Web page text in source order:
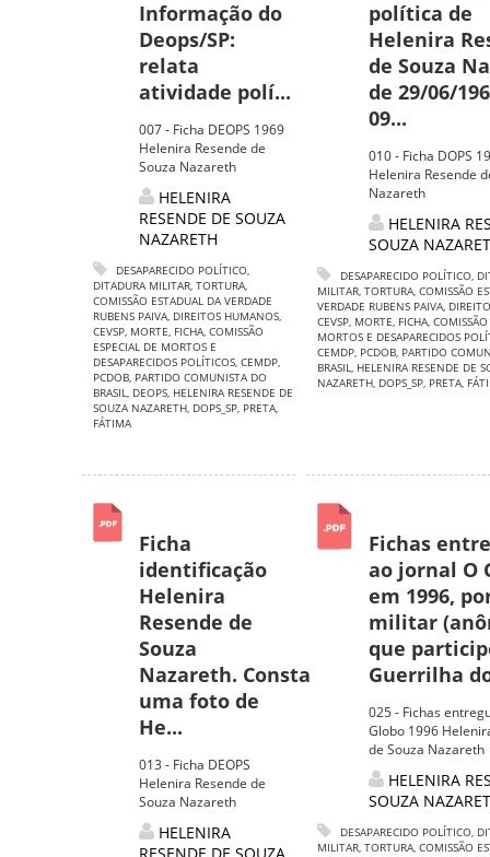
Informação do
Deops/SP:
relata
atividade polí...
007 - Ficha DEOPS 1969
Helenira Resende de
Souza Nazareth
HELENIRA
RESENDE DE SOUZA
NAZARETH
DESAPARECIDO POLÍTICO,
DITADURA MILITAR, TORTURA,
COMISSÃO ESTADUAL DA VERDADE
RUBENS PAIVA, DIREITOS HUMANOS,
CEVSP, MORTE, FICHA, COMISSÃO
ESPECIAL DE MORTOS E
DESAPARECIDOS POLÍTICOS, CEMDP,
PCDOB, PARTIDO COMUNISTA DO
BRASIL, DEOPS, HELENIRA RESENDE DE
SOUZA NAZARETH, DOPS_SP, PRETA,
FÁTIMA
política de
Helenira
de Souza
de 29/06/
09...
010 - Ficha DOPS
Helenira Resende
Nazareth
HELENIRA
SOUZA
DESAPARECIDO POLÍTICO,
MILITAR, TORTURA, COMISSÃO
VERDADE RUBENS PAIVA,
CEVSP, MORTE, FICHA,
MORTOS E DESAPARECIDOS
CEMDP, PCDOB, PARTIDO
BRASIL, HELENIRA RESENDE DE
NAZARETH, DOPS_SP, PRETA,
Ficha
identificação
Helenira
Resende de
Souza
Nazareth. Consta
uma foto de
He...
013 - Ficha DEOPS
Helenira Resende de
Souza Nazareth
HELENIRA
Fichas
ao jornal O
em 1996,
militar
que
Guerrilha
025 - Fichas
Globo 1996
de Souza Nazareth
HELENIRA
SOUZA
DESAPARECIDO POLÍTICO,
MILITAR, TORTURA, COMISSÃO